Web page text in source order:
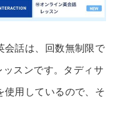
会話は、回数無制限で
スンです。タディサ
用しているので、そ